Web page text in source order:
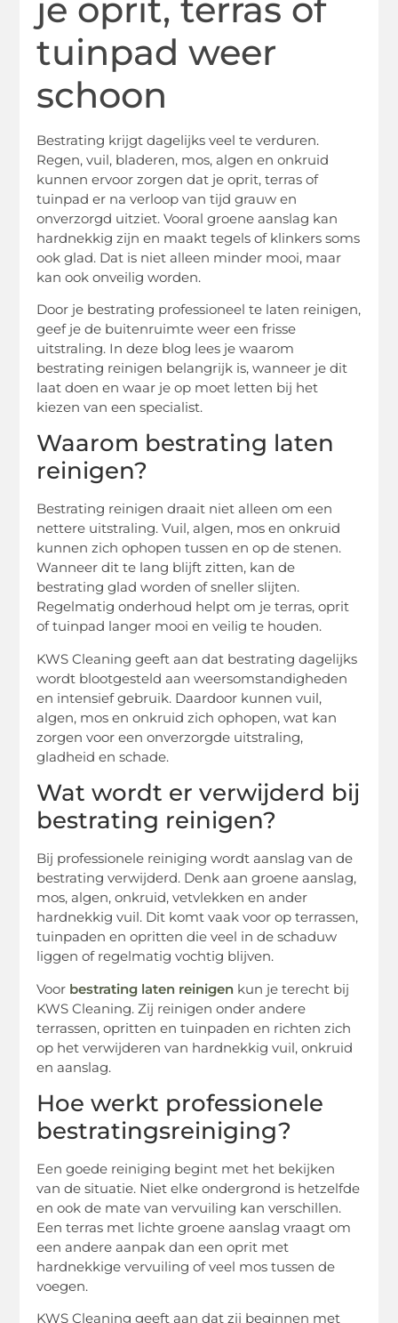
je oprit, terras of
tuinpad weer
schoon
Bestrating krijgt dagelijks veel te verduren.
Regen, vuil, bladeren, mos, algen en onkruid
kunnen ervoor zorgen dat je oprit, terras of
tuinpad er na verloop van tijd grauw en
onverzorgd uitziet. Vooral groene aanslag kan
hardnekkig zijn en maakt tegels of klinkers soms
ook glad. Dat is niet alleen minder mooi, maar
kan ook onveilig worden.
Door je bestrating professioneel te laten reinigen,
geef je de buitenruimte weer een frisse
uitstraling. In deze blog lees je waarom
bestrating reinigen belangrijk is, wanneer je dit
laat doen en waar je op moet letten bij het
kiezen van een specialist.
Waarom bestrating laten
reinigen?
Bestrating reinigen draait niet alleen om een
nettere uitstraling. Vuil, algen, mos en onkruid
kunnen zich ophopen tussen en op de stenen.
Wanneer dit te lang blijft zitten, kan de
bestrating glad worden of sneller slijten.
Regelmatig onderhoud helpt om je terras, oprit
of tuinpad langer mooi en veilig te houden.
KWS Cleaning geeft aan dat bestrating dagelijks
wordt blootgesteld aan weersomstandigheden
en intensief gebruik. Daardoor kunnen vuil,
algen, mos en onkruid zich ophopen, wat kan
zorgen voor een onverzorgde uitstraling,
gladheid en schade.
Wat wordt er verwijderd bij
bestrating reinigen?
Bij professionele reiniging wordt aanslag van de
bestrating verwijderd. Denk aan groene aanslag,
mos, algen, onkruid, vetvlekken en ander
hardnekkig vuil. Dit komt vaak voor op terrassen,
tuinpaden en opritten die veel in de schaduw
liggen of regelmatig vochtig blijven.
Voor bestrating laten reinigen kun je terecht bij
KWS Cleaning. Zij reinigen onder andere
terrassen, opritten en tuinpaden en richten zich
op het verwijderen van hardnekkig vuil, onkruid
en aanslag.
Hoe werkt professionele
bestratingsreiniging?
Een goede reiniging begint met het bekijken
van de situatie. Niet elke ondergrond is hetzelfde
en ook de mate van vervuiling kan verschillen.
Een terras met lichte groene aanslag vraagt om
een andere aanpak dan een oprit met
hardnekkige vervuiling of veel mos tussen de
voegen.
KWS Cleaning geeft aan dat zij beginnen met